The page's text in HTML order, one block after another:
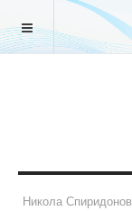
Никола Спиридонов